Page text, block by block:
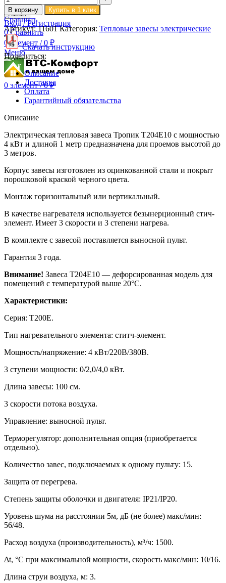
Поиск
Вход / Регистрация
0 Сравнить
0элемент / 0 ₽
Меню
0 элемент / 0₽
В корзину Купить в 1 клик
Сравнить
Артикул:11601Категория: Тепловые завесы электрические
Скачать инструкцию
Поделиться:
Описание
Доставка
Оплата
Гарантийный обязательства
Описание
Электрическая тепловая завеса Тропик Т204Е10 с мощностью
4 кВт и длиной 1 метр предназначена для проемов высотой до
3 метров.
Корпус завесы изготовлен из оцинкованной стали и покрыт
порошковой краской черного цвета.
Монтаж горизонтальный или вертикальный.
В качестве нагревателя используется безынерционный стич-
элемент. Имеет 3 скорости и 3 степени нагрева.
В комплекте с завесой поставляется выносной пульт.
Гарантия 3 года.
Внимание! Завеса T204E10 — дефорсированная модель для
помещений с температурой выше 20°C.
Характеристики:
Серия: Т200Е.
Тип нагревательного элемента: ститч-элемент.
Мощность/напряжение: 4 кВт/220В/380В.
3 ступени мощности: 0/2,0/4,0 кВт.
Длина завесы: 100 см.
3 скорости потока воздуха.
Управление: выносной пульт.
Терморегулятор: дополнительная опция (приобретается
отдельно).
Количество завес, подключаемых к одному пульту: 15.
Защита от перегрева.
Степень защиты оболочки и двигателя: IP21/IP20.
Уровень шума на расстоянии 5м, дБ (не более) макс/мин:
56/48.
Расход воздуха (производительность), м³/ч: 1500.
Δt, °C при максимальной мощности, скорость макс/мин: 10/16.
Длина струи воздуха, м: 3.